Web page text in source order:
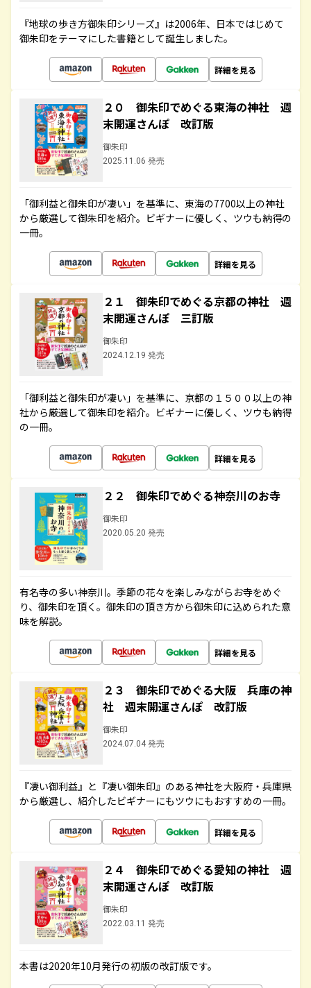
『地球の歩き方御朱印シリーズ』は2006年、日本ではじめて
御朱印をテーマにした書籍として誕生しました。
詳細を見る
２０ 御朱印でめぐる東海の神社 週
末開運さんぽ 改訂版
御朱印
2025.11.06 発売
「御利益と御朱印が凄い」を基準に、東海の7700以上の神社
から厳選して御朱印を紹介。ビギナーに優しく、ツウも納得の
一冊。
詳細を見る
２１ 御朱印でめぐる京都の神社 週
末開運さんぽ 三訂版
御朱印
2024.12.19 発売
「御利益と御朱印が凄い」を基準に、京都の１５００以上の神
社から厳選して御朱印を紹介。ビギナーに優しく、ツウも納得
の一冊。
詳細を見る
２２ 御朱印でめぐる神奈川のお寺
御朱印
2020.05.20 発売
有名寺の多い神奈川。季節の花々を楽しみながらお寺をめぐ
り、御朱印を頂く。御朱印の頂き方から御朱印に込められた意
味を解説。
詳細を見る
２３ 御朱印でめぐる大阪 兵庫の神
社 週末開運さんぽ 改訂版
御朱印
2024.07.04 発売
『凄い御利益』と『凄い御朱印』のある神社を大阪府・兵庫県
から厳選し、紹介したビギナーにもツウにもおすすめの一冊。
詳細を見る
２４ 御朱印でめぐる愛知の神社 週
末開運さんぽ 改訂版
御朱印
2022.03.11 発売
本書は2020年10月発行の初版の改訂版です。